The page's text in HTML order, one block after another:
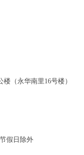
（永华南里16号楼）
假日除外